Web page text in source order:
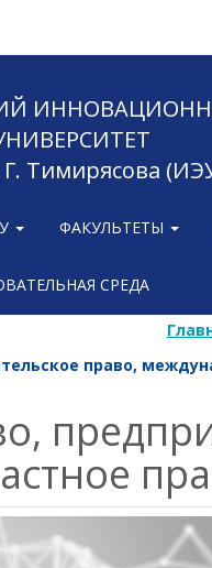
Тимирясова
ФАКУЛЬТЕТЫ
СРЕДА
право,